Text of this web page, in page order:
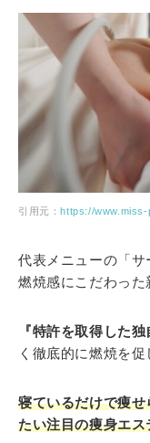
引用元：https://
代表メニューの「
燃焼感にこだわった
『特許を取得した
く徹底的に燃焼を促
寝ているだけで痩
たい注目の痩身エス